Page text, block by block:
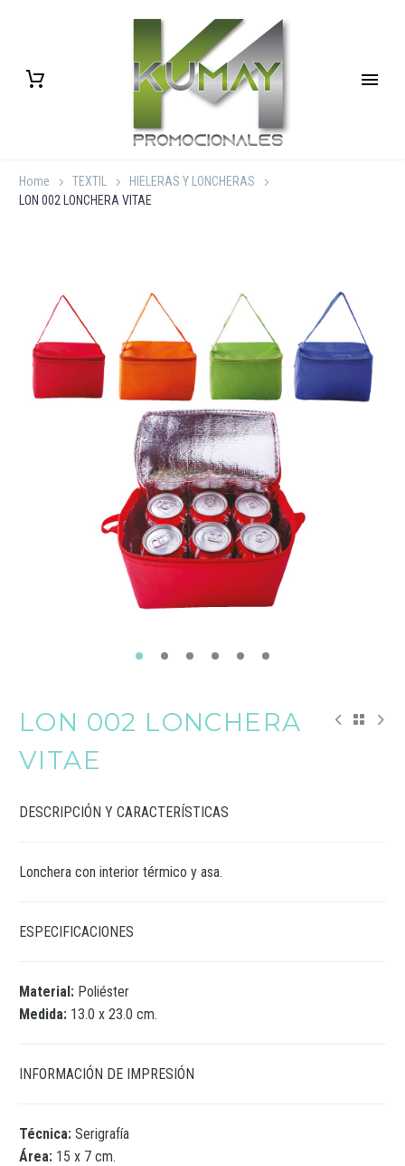
Home TEXTIL
HIELERAS Y LONCHERAS
LON 002 LONCHERA VITAE
LON 002 LONCHERA
VITAE
DESCRIPCIÓN Y CARACTERÍSTICAS
Lonchera con interior térmico y asa.
ESPECIFICACIONES
Material: Poliéster
Medida: 13.0 x 23.0 cm.
INFORMACIÓN DE IMPRESIÓN
Técnica: Serigrafía
Área: 15 x 7 cm.